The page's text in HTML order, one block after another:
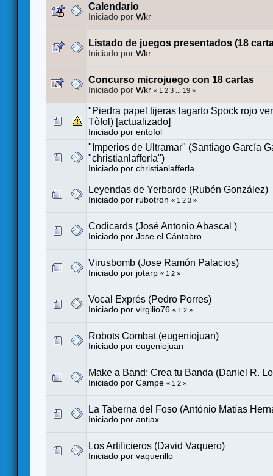
Calendario
Iniciado por Wkr
Listado de juegos presentados (18
Iniciado por Wkr
Concurso microjuego con 18 cartas
Iniciado por Wkr « 1 2 3 ... 19 »
"Piedra papel tijeras lagarto Spock rojo
Tòfol) [actualizado]
Iniciado por entofol
"Imperios de Ultramar" (Santiago García
"christianlafferla")
Iniciado por christianlafferla
Leyendas de Yerbarde (Rubén González)
Iniciado por rubotron « 1 2 3 »
Codicards (José Antonio Abascal )
Iniciado por Jose el Cántabro
Virusbomb (Jose Ramón Palacios)
Iniciado por jotarp « 1 2 »
Vocal Exprés (Pedro Porres)
Iniciado por virgilio76 « 1 2 »
Robots Combat (eugeniojuan)
Iniciado por eugeniojuan
Make a Band: Crea tu Banda (Daniel R.
Iniciado por Campe « 1 2 »
La Taberna del Foso (António Matías
Iniciado por antiax
Los Artificieros (David Vaquero)
Iniciado por vaquerillo